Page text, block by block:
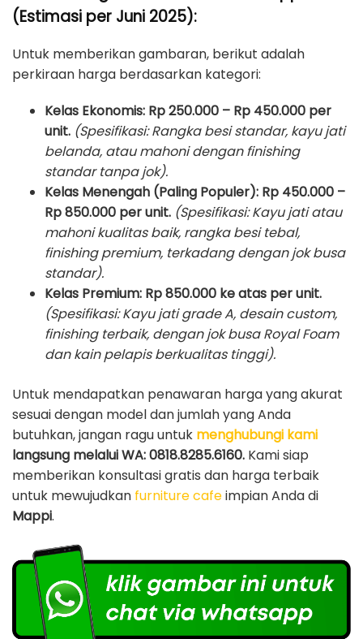
(Estimasi per Juni 2025):
Untuk memberikan gambaran, berikut adalah
perkiraan harga berdasarkan kategori:
Kelas Ekonomis: Rp 250.000 – Rp 450.000 per
unit. (Spesifikasi: Rangka besi standar, kayu jati
belanda, atau mahoni dengan finishing
standar tanpa jok).
Kelas Menengah (Paling Populer): Rp 450.000 –
Rp 850.000 per unit. (Spesifikasi: Kayu jati atau
mahoni kualitas baik, rangka besi tebal,
finishing premium, terkadang dengan jok busa
standar).
Kelas Premium: Rp 850.000 ke atas per unit.
(Spesifikasi: Kayu jati grade A, desain custom,
finishing terbaik, dengan jok busa Royal Foam
dan kain pelapis berkualitas tinggi).
Untuk mendapatkan penawaran harga yang akurat
sesuai dengan model dan jumlah yang Anda
butuhkan, jangan ragu untuk menghubungi kami
langsung melalui WA: 0818.8285.6160. Kami siap
memberikan konsultasi gratis dan harga terbaik
untuk mewujudkan furniture cafeimpian Anda di
Mappi.